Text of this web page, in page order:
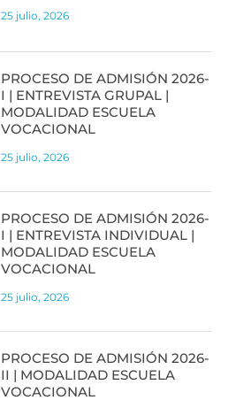
25 julio, 2026
PROCESO DE ADMISIÓN 2026-
I | ENTREVISTA GRUPAL |
MODALIDAD ESCUELA
VOCACIONAL
25 julio, 2026
PROCESO DE ADMISIÓN 2026-
I | ENTREVISTA INDIVIDUAL |
MODALIDAD ESCUELA
VOCACIONAL
25 julio, 2026
PROCESO DE ADMISIÓN 2026-
II | MODALIDAD ESCUELA
VOCACIONAL